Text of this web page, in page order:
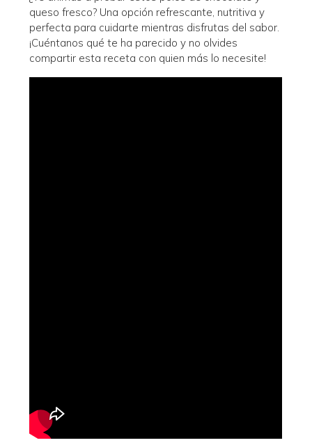
queso fresco? Una opción refrescante, nutritiva y
perfecta para cuidarte mientras disfrutas del sabor.
¡Cuéntanos qué te ha parecido y no olvides
compartir esta receta con quien más lo necesite!